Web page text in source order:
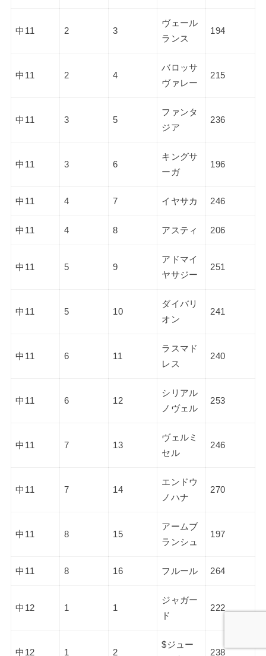
中11 2 3
ヴェール
ランス
194
中11 2 4
バロッサ
ヴァレー
215
中11 3 5
ファンタ
ジア
236
中11 3 6
キングサ
ーガ
196
中11 4 7 イヤサカ 246
中11 4 8 アスティ 206
中11 5 9
アドマイ
ヤサジー
251
中11 5 10
ダイバリ
オン
241
中11 6 11
ラスマド
レス
240
中11 6 12
シリアル
ノヴェル
253
中11 7 13
ヴェルミ
セル
246
中11 7 14
エンドウ
ノハナ
270
中11 8 15
アームブ
ランシュ
197
中11 8 16 フルール 264
中12 1 1
ジャガー
ド
222
中12 1 2
$ジュー
238